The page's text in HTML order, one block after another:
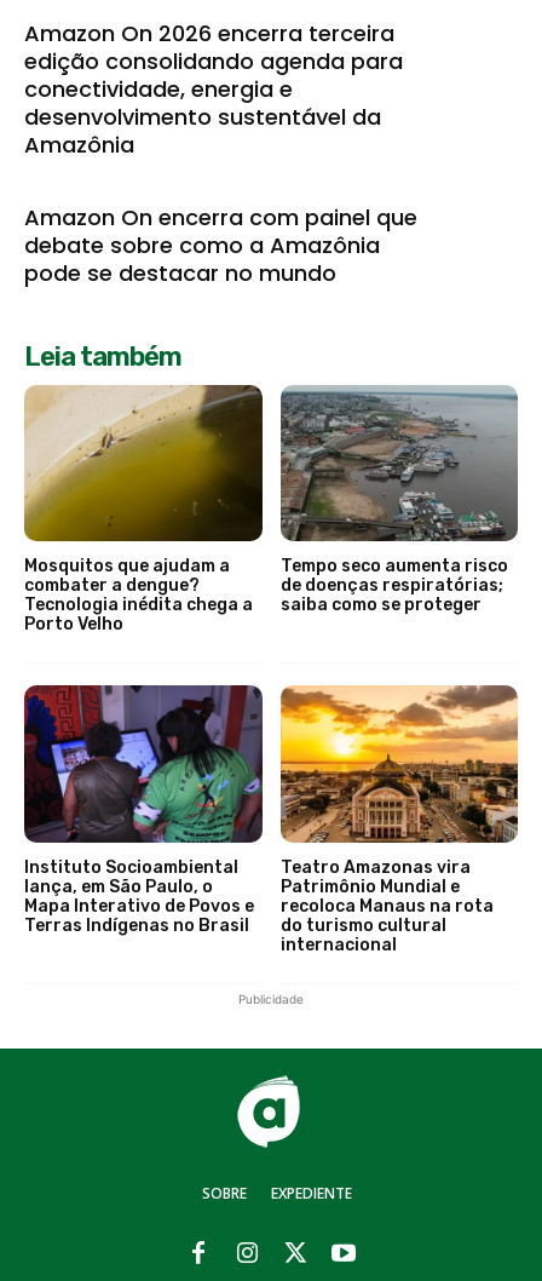
Amazon On 2026 encerra terceira
edição consolidando agenda para
conectividade, energia e
desenvolvimento sustentável da
Amazônia
Amazon On encerra com painel que
debate sobre como a Amazônia
pode se destacar no mundo
Leia também
Mosquitos que ajudam a
combater a dengue?
Tecnologia inédita chega a
Porto Velho
Tempo seco aumenta risco
de doenças respiratórias;
saiba como se proteger
Instituto Socioambiental
lança, em São Paulo, o
Mapa Interativo de Povos e
Terras Indígenas no Brasil
Teatro Amazonas vira
Patrimônio Mundial e
recoloca Manaus na rota
do turismo cultural
internacional
Publicidade
SOBRE EXPEDIENTE